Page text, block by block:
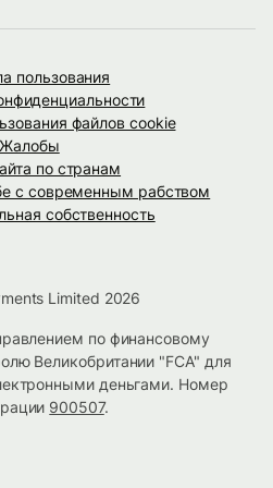
пользования
файлов cookie
Жалобы
по странам
с современным рабством
собственность
Limited 2026
по финансовому
Великобритании "FCA" для
деньгами. Номер
900507.